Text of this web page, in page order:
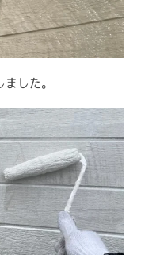
した。